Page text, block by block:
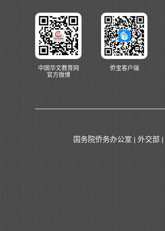
中国华文教育网
官方微博
侨宝客户端
国务院侨务办公室 | 外交部 |